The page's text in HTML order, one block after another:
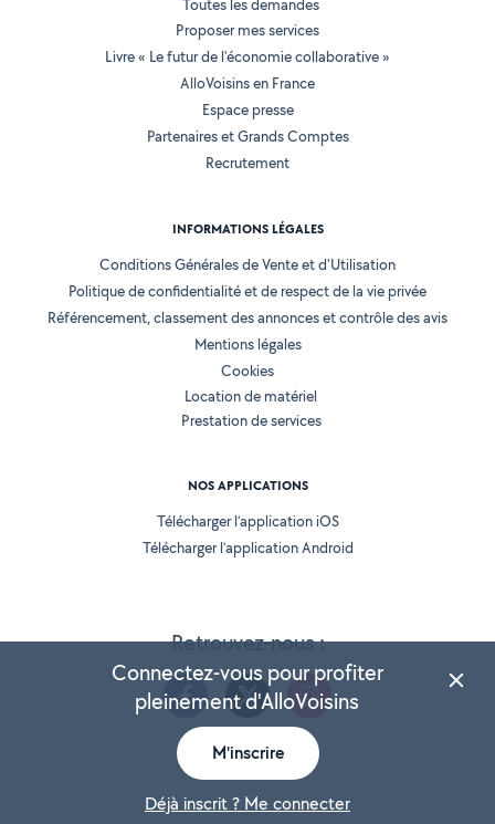
Retrouvez-nous :
Toutes les demandes
Proposer mes services
Livre « Le futur de l'économie collaborative »
AlloVoisins en France
Espace presse
Partenaires et Grands Comptes
Recrutement
INFORMATIONS LÉGALES
Conditions Générales de Vente et d'Utilisation
Politique de confidentialité et de respect de la vie privée
Référencement, classement des annonces et contrôle des avis
Mentions légales
Cookies
Location de matériel
Prestation de services
NOS APPLICATIONS
Télécharger l’application iOS
Télécharger l’application Android
Connectez-vous pour profiter
pleinement d'AlloVoisins
M'inscrire
Déjà inscrit ? Me connecter